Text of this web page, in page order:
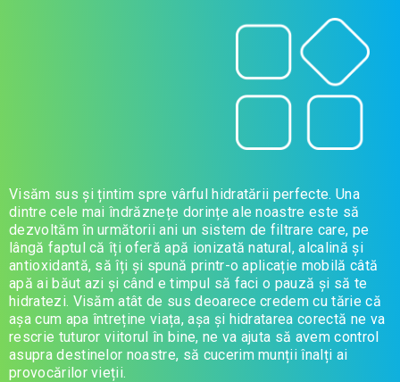
Visăm sus și țintim spre vârful hidratării perfecte. Una
dintre cele mai îndrăznețe dorințe ale noastre este să
dezvoltăm în următorii ani un sistem de filtrare care, pe
lângă faptul că îți oferă apă ionizată natural, alcalină și
antioxidantă, să îți și spună printr-o aplicație mobilă câtă
apă ai băut azi și când e timpul să faci o pauză și să te
hidratezi. Visăm atât de sus deoarece credem cu tărie că
așa cum apa întreține viața, așa și hidratarea corectă ne va
rescrie tuturor viitorul în bine, ne va ajuta să avem control
asupra destinelor noastre, să cucerim munții înalți ai
provocărilor vieții.